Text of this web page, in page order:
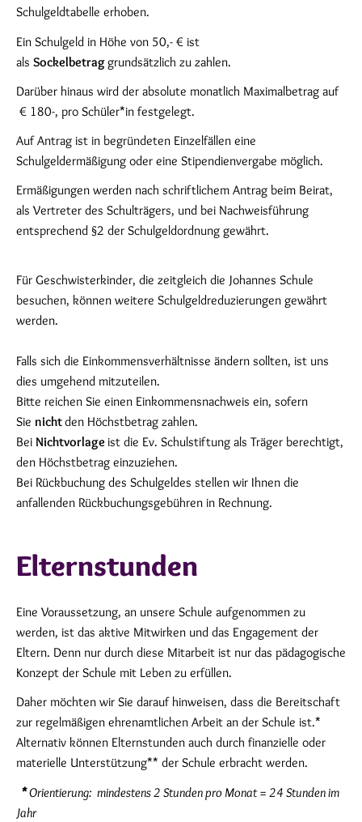
Schulgeldtabelle erhoben.
Ein Schulgeld in Höhe von 50,- € ist
als Sockelbetraggrundsätzlich zu zahlen.
Darüber hinaus wird der absolute monatlich Maximalbetrag auf
€ 180-, pro Schüler*in festgelegt.
Auf Antrag ist in begründeten Einzelfällen eine
Schulgeldermäßigung oder eine Stipendienvergabe möglich.
Ermäßigungen werden nach schriftlichem Antrag beim Beirat,
als Vertreter des Schulträgers, und bei Nachweisführung
entsprechend §2 der Schulgeldordnung gewährt.
Für Geschwisterkinder, die zeitgleich die Johannes Schule
besuchen, können weitere Schulgeldreduzierungen gewährt
werden.
Falls sich die Einkommensverhältnisse ändern sollten, ist uns
dies umgehend mitzuteilen.
Bitte reichen Sie einen Einkommensnachweis ein, sofern
Sie nichtden Höchstbetrag zahlen.
Bei Nichtvorlage ist die Ev. Schulstiftung als Träger berechtigt,
den Höchstbetrag einzuziehen.
Bei Rückbuchung des Schulgeldes stellen wir Ihnen die
anfallenden Rückbuchungsgebühren in Rechnung.
Elternstunden
Eine Voraussetzung, an unsere Schule aufgenommen zu
werden, ist das aktive Mitwirken und das Engagement der
Eltern. Denn nur durch diese Mitarbeit ist nur das pädagogische
Konzept der Schule mit Leben zu erfüllen.
Daher möchten wir Sie darauf hinweisen, dass die Bereitschaft
zur regelmäßigen ehrenamtlichen Arbeit an der Schule ist.*
Alternativ können Elternstunden auch durch finanzielle oder
materielle Unterstützung** der Schule erbracht werden.
*Orientierung: mindestens 2 Stunden pro Monat = 24 Stunden im
Jahr